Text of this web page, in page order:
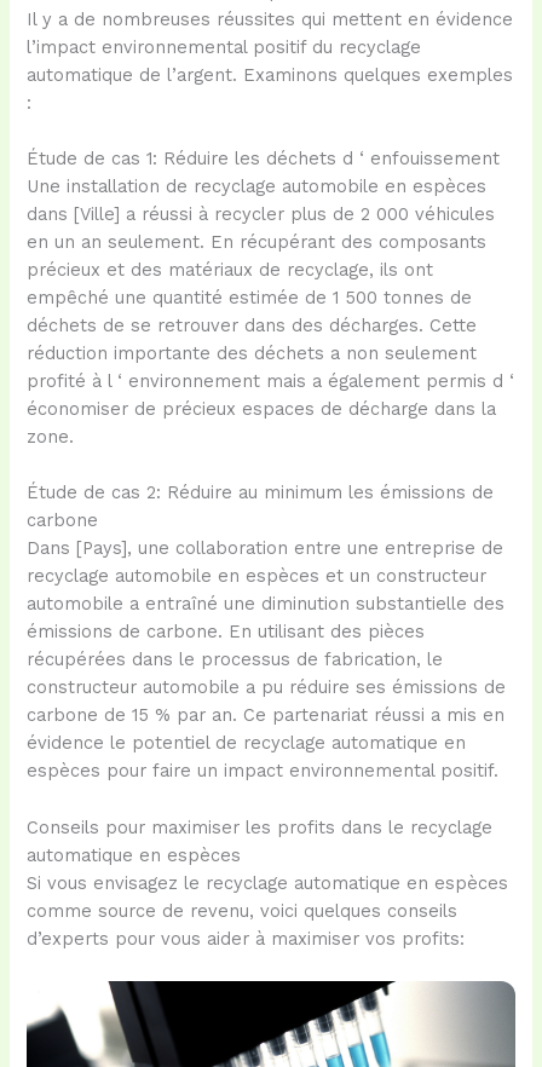
Il y a de nombreuses réussites qui mettent en évidence
l’impact environnemental positif du recyclage
automatique de l’argent. Examinons quelques exemples
:
Étude de cas 1: Réduire les déchets d ‘ enfouissement
Une installation de recyclage automobile en espèces
dans [Ville] a réussi à recycler plus de 2 000 véhicules
en un an seulement. En récupérant des composants
précieux et des matériaux de recyclage, ils ont
empêché une quantité estimée de 1 500 tonnes de
déchets de se retrouver dans des décharges. Cette
réduction importante des déchets a non seulement
profité à l ‘ environnement mais a également permis d ‘
économiser de précieux espaces de décharge dans la
zone.
Étude de cas 2: Réduire au minimum les émissions de
carbone
Dans [Pays], une collaboration entre une entreprise de
recyclage automobile en espèces et un constructeur
automobile a entraîné une diminution substantielle des
émissions de carbone. En utilisant des pièces
récupérées dans le processus de fabrication, le
constructeur automobile a pu réduire ses émissions de
carbone de 15 % par an. Ce partenariat réussi a mis en
évidence le potentiel de recyclage automatique en
espèces pour faire un impact environnemental positif.
Conseils pour maximiser les profits dans le recyclage
automatique en espèces
Si vous envisagez le recyclage automatique en espèces
comme source de revenu, voici quelques conseils
d’experts pour vous aider à maximiser vos profits: